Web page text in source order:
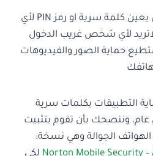
يستطيع تطبيق نورتون ان يعين كلمة سرية او رمز PIN لأي
لأي شخص غريب الدخول
حماية الصور والفيديوهات
التطبيقات بكلمات سرية
وننصحك بأن تقوم بتثبيت
الهواتف الجوالة وهي نسخة:
Norton Mobile Security لكي